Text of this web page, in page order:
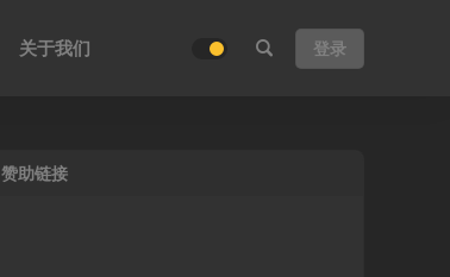
关于我们 登录
赞助链接